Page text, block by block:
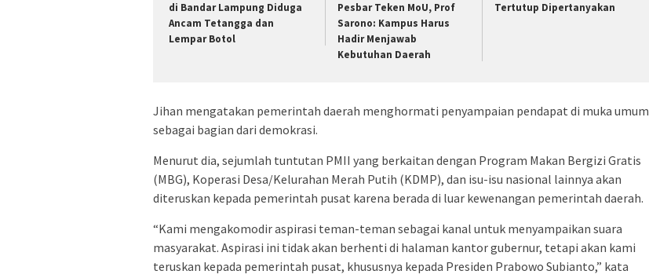
di Bandar Lampung Diduga
Ancam Tetangga dan
Lempar Botol
Pesbar Teken MoU, Prof
Sarono: Kampus Harus
Hadir Menjawab
Kebutuhan Daerah
Tertutup Dipertanyakan
Jihan mengatakan pemerintah daerah menghormati penyampaian pendapat di muka umum
sebagai bagian dari demokrasi.
Menurut dia, sejumlah tuntutan PMII yang berkaitan dengan Program Makan Bergizi Gratis
(MBG), Koperasi Desa/Kelurahan Merah Putih (KDMP), dan isu-isu nasional lainnya akan
diteruskan kepada pemerintah pusat karena berada di luar kewenangan pemerintah daerah.
“Kami mengakomodir aspirasi teman-teman sebagai kanal untuk menyampaikan suara
masyarakat. Aspirasi ini tidak akan berhenti di halaman kantor gubernur, tetapi akan kami
teruskan kepada pemerintah pusat, khususnya kepada Presiden Prabowo Subianto,” kata